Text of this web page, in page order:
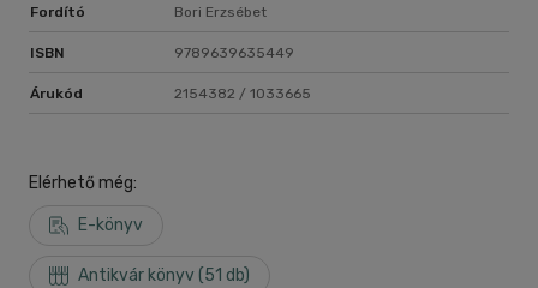
Fordító Bori Erzsébet
ISBN 9789639635449
Árukód 2154382 / 1033665
Elérhető még:
E-könyv
Antikvár könyv (51 db)